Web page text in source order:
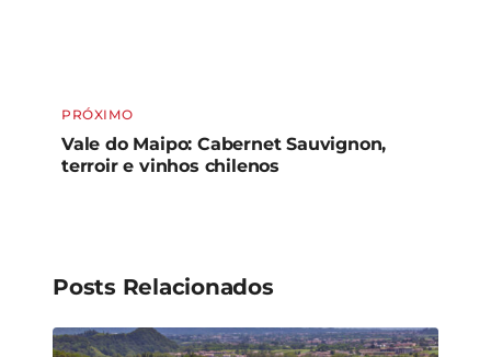
PRÓXIMO
Vale do Maipo: Cabernet Sauvignon,
terroir e vinhos chilenos
Posts Relacionados